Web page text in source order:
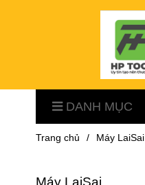
DANH MỤC
Trang chủ / Máy LaiSai
Máy LaiSai